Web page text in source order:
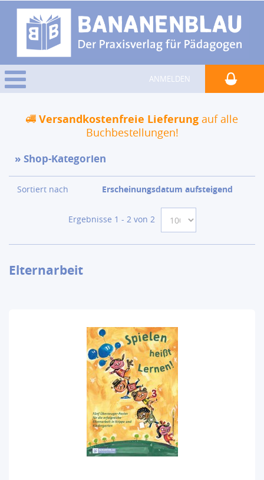
ANMELDEN
Versandkostenfreie Lieferung auf alle
Buchbestellungen!
Shop-Kategorien
Sortiert nach Erscheinungsdatum aufsteigend
Ergebnisse 1 - 2 von 2
Elternarbeit